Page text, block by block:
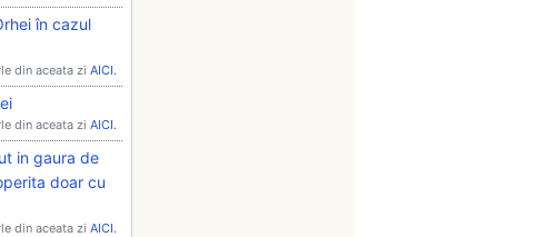
în cazul
din aceata zi AICI.
din aceata zi AICI.
in gaura de
doar cu
din aceata zi AICI.